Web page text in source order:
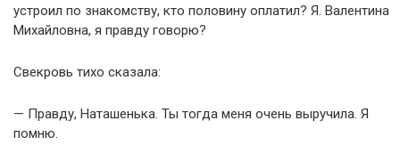
устроил по знакомству, кто половину оплатил? Я. Валентина
Михайловна, я правду говорю?
Свекровь тихо сказала:
— Правду, Наташенька. Ты тогда меня очень выручила. Я
помню.